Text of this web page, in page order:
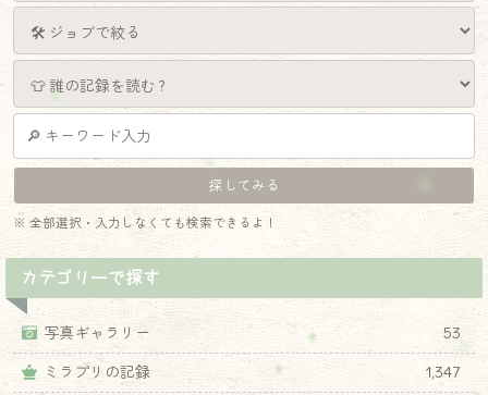
※ 全部選択・入力しなくても検索できるよ！
カテゴリーで探す
写真ギャラリー
53
ミラプリの記録
1,347